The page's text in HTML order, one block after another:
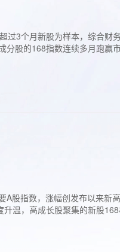
3个月新股为样本，综合财
股的168指数连续多月跑赢
股指数，涨幅创发布以来新
温，高成长股聚集的新股